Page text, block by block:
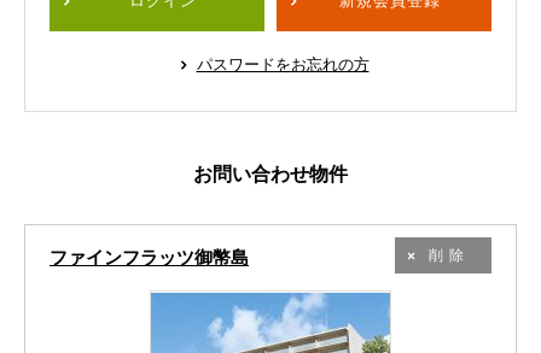
パスワードをお忘れの方
お問い合わせ物件
ファインフラッツ御幣島 削除